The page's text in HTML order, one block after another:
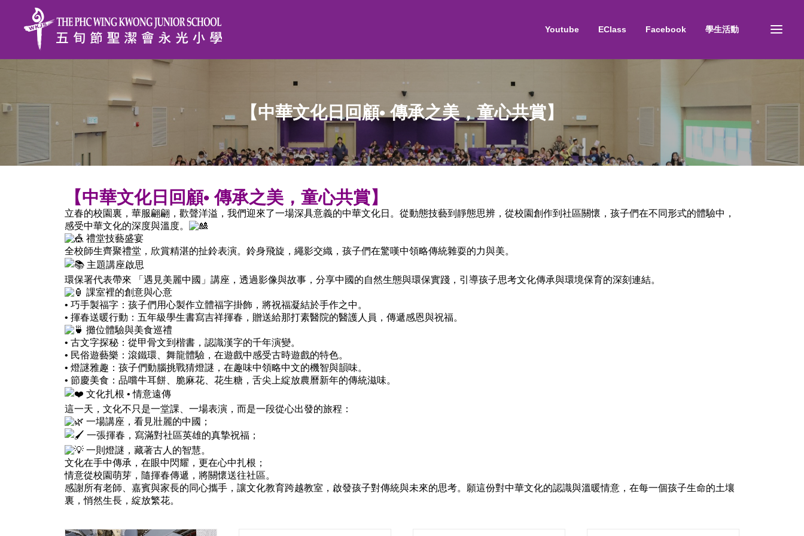
Youtube EClass Facebook 學生活動
【中華文化日回顧• 傳承之美，童心共賞】
【中華文化日回顧• 傳承之美，童心共賞】
立春的校園裏，華服翩翩，歡聲洋溢，我們迎來了一場深具意義的中華文化日。從動態技藝到靜態思辨，從校園創作到社區關懷，孩子們在不同形式的體驗中，
感受中華文化的深度與溫度。
禮堂技藝盛宴
全校師生齊聚禮堂，欣賞精湛的扯鈴表演。鈴身飛旋，繩影交織，孩子們在驚嘆中領略傳統雜耍的力與美。
主題講座啟思
環保署代表帶來 「遇見美麗中國」講座，透過影像與故事，分享中國的自然生態與環保實踐，引導孩子思考文化傳承與環境保育的深刻連結。
課室裡的創意與心意
• 巧手製福字：孩子們用心製作立體福字掛飾，將祝福凝結於手作之中。
• 揮春送暖行動：五年級學生書寫吉祥揮春，贈送給那打素醫院的醫護人員，傳遞感恩與祝福。
攤位體驗與美食巡禮
• 古文字探秘：從甲骨文到楷書，認識漢字的千年演變。
• 民俗遊藝樂：滾鐵環、舞龍體驗，在遊戲中感受古時遊戲的特色。
• 燈謎雅趣：孩子們動腦挑戰猜燈謎，在趣味中領略中文的機智與韻味。
• 節慶美食：品嚐牛耳餅、脆麻花、花生糖，舌尖上綻放農曆新年的傳統滋味。
文化扎根 • 情意遠傳
這一天，文化不只是一堂課、一場表演，而是一段從心出發的旅程：
一場講座，看見壯麗的中國；
一張揮春，寫滿對社區英雄的真摯祝福；
一則燈謎，藏著古人的智慧。
文化在手中傳承，在眼中閃耀，更在心中扎根；
情意從校園萌芽，隨揮春傳遞，將關懷送往社區。
感謝所有老師、嘉賓與家長的同心攜手，讓文化教育跨越教室，啟發孩子對傳統與未來的思考。願這份對中華文化的認識與溫暖情意，在每一個孩子生命的土壤
裏，悄然生長，綻放繁花。